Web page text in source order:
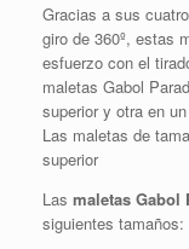
Gracias a sus
giro de 360º, estas
esfuerzo con el
maletas Gabol
superior y otra en
Las maletas de
superior
Las maletas Gabol
siguientes tamaños: